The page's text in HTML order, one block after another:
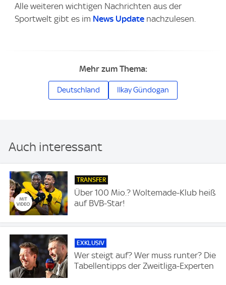
Alle weiteren wichtigen Nachrichten aus der
Sportwelt gibt es im News Update nachzulesen.
Mehr zum Thema:
Deutschland Ilkay Gündogan
Auch interessant
TRANSFER
Über 100 Mio.? Woltemade-Klub heiß
auf BVB-Star!
EXKLUSIV
Wer steigt auf? Wer muss runter? Die
Tabellentipps der Zweitliga-Experten